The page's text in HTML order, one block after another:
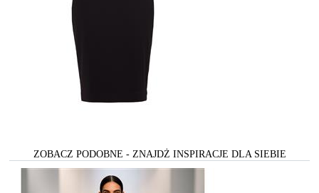
ZOBACZ PODOBNE - ZNAJDŻ INSPIRACJE DLA SIEBIE